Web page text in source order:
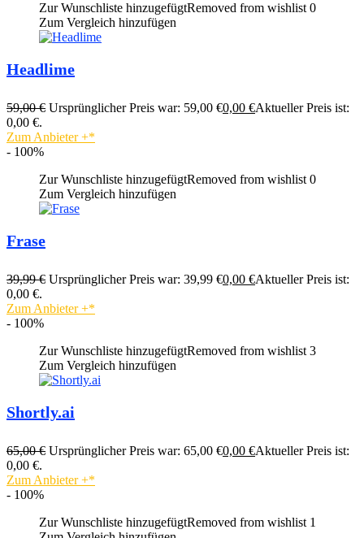
Zur Wunschliste hinzugefügtRemoved from wishlist 0
Zum Vergleich hinzufügen
Headlime
59,00€ Ursprünglicher Preis war: 59,00 €0,00 €Aktueller Preis ist:
0,00 €.
Zum Anbieter+
- 100%
Zur Wunschliste hinzugefügtRemoved from wishlist 0
Zum Vergleich hinzufügen
Frase
39,99€ Ursprünglicher Preis war: 39,99 €0,00 €Aktueller Preis ist:
0,00 €.
Zum Anbieter+
- 100%
Zur Wunschliste hinzugefügtRemoved from wishlist 3
Zum Vergleich hinzufügen
Shortly.ai
65,00€ Ursprünglicher Preis war: 65,00 €0,00 €Aktueller Preis ist:
0,00 €.
Zum Anbieter+
- 100%
Zur Wunschliste hinzugefügtRemoved from wishlist 1